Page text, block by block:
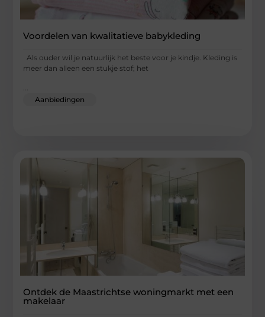
Voordelen van kwalitatieve babykleding
Als ouder wil je natuurlijk het beste voor je kindje. Kleding is
meer dan alleen een stukje stof; het
Aanbiedingen
Ontdek de Maastrichtse woningmarkt met een
makelaar